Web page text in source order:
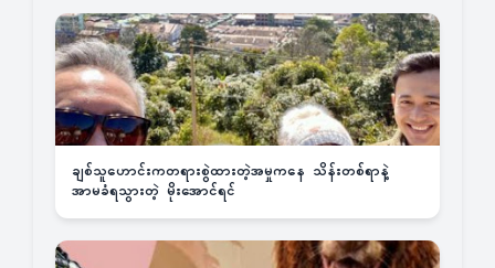
ချစ်သူဟောင်းကတရားစွဲထားတဲ့အမှုကနေ သိန်းတစ်ရာနဲ့
အာမခံရသွားတဲ့ မိုးအောင်ရင်